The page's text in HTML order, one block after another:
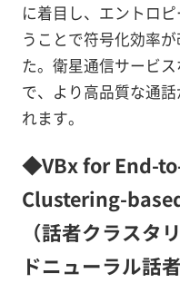
に着目し、エントロ
うことで符号化効率
た。衛星通信サービ
で、より高品質な通
れます。
◆VBx for End-
Clustering-
（話者クラスタ
ドニューラル話